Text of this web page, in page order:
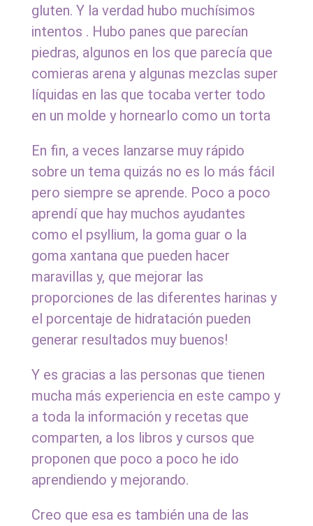
gluten. Y la verdad hubo muchísimos
intentos . Hubo panes que parecían
piedras, algunos en los que parecía que
comieras arena y algunas mezclas super
líquidas en las que tocaba verter todo
en un molde y hornearlo como un torta
En fin, a veces lanzarse muy rápido
sobre un tema quizás no es lo más fácil
pero siempre se aprende. Poco a poco
aprendí que hay muchos ayudantes
como el psyllium, la goma guar o la
goma xantana que pueden hacer
maravillas y, que mejorar las
proporciones de las diferentes harinas y
el porcentaje de hidratación pueden
generar resultados muy buenos!
Y es gracias a las personas que tienen
mucha más experiencia en este campo y
a toda la información y recetas que
comparten, a los libros y cursos que
proponen que poco a poco he ido
aprendiendo y mejorando.
Creo que esa es también una de las